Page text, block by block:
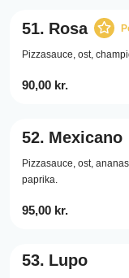
51. Rosa
Pizzasauce, ost,
90,00 kr.
52. Mexicano
Pizzasauce, ost,
paprika.
95,00 kr.
53. Lupo